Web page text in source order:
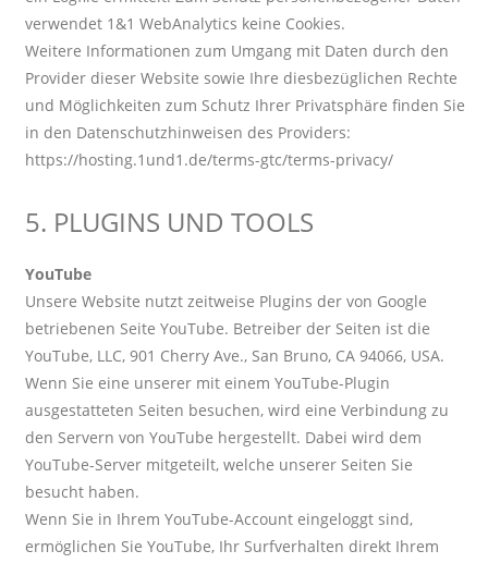
verwendet 1&1 WebAnalytics keine Cookies.
Weitere Informationen zum Umgang mit Daten durch den
Provider dieser Website sowie Ihre diesbezüglichen Rechte
und Möglichkeiten zum Schutz Ihrer Privatsphäre finden Sie
in den Datenschutzhinweisen des Providers:
https://hosting.1und1.de/terms-gtc/terms-privacy/
5. PLUGINS UND TOOLS
YouTube
Unsere Website nutzt zeitweise Plugins der von Google
betriebenen Seite YouTube. Betreiber der Seiten ist die
YouTube, LLC, 901 Cherry Ave., San Bruno, CA 94066, USA.
Wenn Sie eine unserer mit einem YouTube-Plugin
ausgestatteten Seiten besuchen, wird eine Verbindung zu
den Servern von YouTube hergestellt. Dabei wird dem
YouTube-Server mitgeteilt, welche unserer Seiten Sie
besucht haben.
Wenn Sie in Ihrem YouTube-Account eingeloggt sind,
ermöglichen Sie YouTube, Ihr Surfverhalten direkt Ihrem